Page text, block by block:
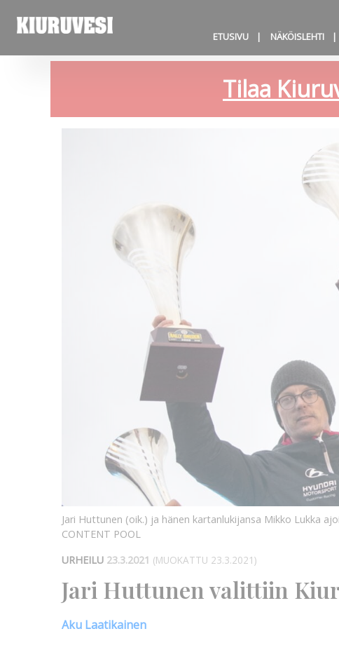
ETUSIVU
NÄKÖISLEHTI
Tilaa
Jari Huttunen (oik.) ja hänen kartanlukijansa Mikko Lukka
CONTENT POOL
URHEILU 23.3.2021 (MUOKATTU 23.3.2021)
Jari Huttunen valittiin
Aku Laatikainen